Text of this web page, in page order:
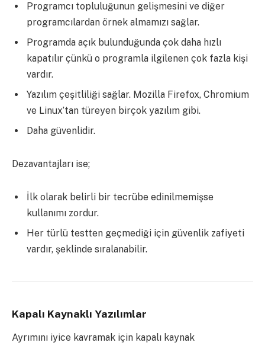
Programcı topluluğunun gelişmesini ve diğer
programcılardan örnek almamızı sağlar.
Programda açık bulunduğunda çok daha hızlı
kapatılır çünkü o programla ilgilenen çok fazla kişi
vardır.
Yazılım çeşitliliği sağlar. Mozilla Firefox, Chromium
ve Linux’tan türeyen birçok yazılım gibi.
Daha güvenlidir.
Dezavantajları ise;
İlk olarak belirli bir tecrübe edinilmemişse
kullanımı zordur.
Her türlü testten geçmediği için güvenlik zafiyeti
vardır, şeklinde sıralanabilir.
Kapalı Kaynaklı Yazılımlar
Ayrımını iyice kavramak için kapalı kaynak